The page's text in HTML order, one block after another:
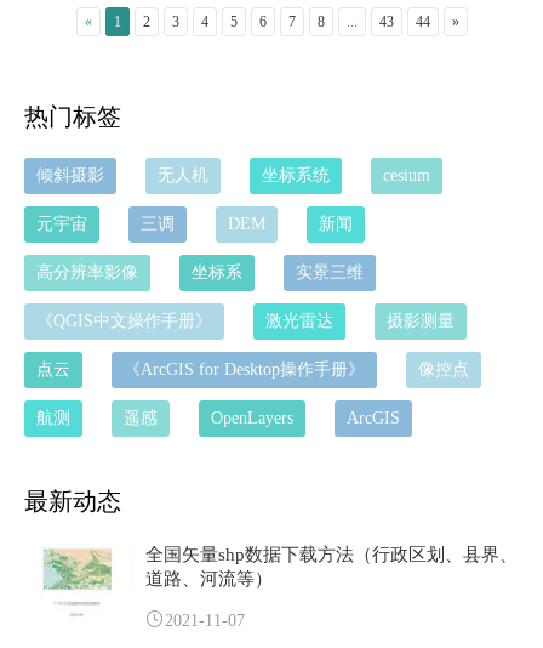
与游戏行业上下游紧密相关的媒体、广告以及泛娱
乐行业的营收数据。随着三维游戏的大量涌现，用
« 1 2 3 4 5 6 7 8 ... 43 44 »
热门标签
倾斜摄影 无人机 坐标系统 cesium
元宇宙 三调 DEM 新闻
高分辨率影像 坐标系 实景三维
《QGIS中文操作手册》 激光雷达 摄影测量
点云 《ArcGIS for Desktop操作手册》 像控点
航测 遥感 OpenLayers ArcGIS
最新动态
全国矢量shp数据下载方法（行政区划、县界、
道路、河流等）
2021-11-07